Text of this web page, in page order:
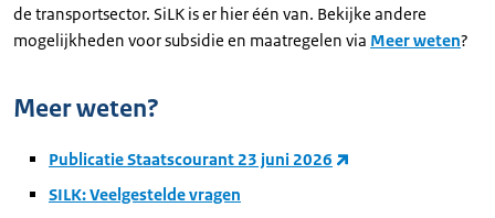
de transportsector. SiLK is er hier één van. Bekijke andere
mogelijkheden voor subsidie en maatregelen via Meer weten?
Meer weten?
Publicatie Staatscourant 23 juni 2026
SILK: Veelgestelde vragen